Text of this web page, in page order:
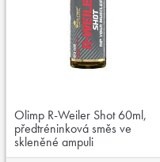
Olimp R-Weiler Shot 60ml,
předtréninková směs ve
skleněné ampuli